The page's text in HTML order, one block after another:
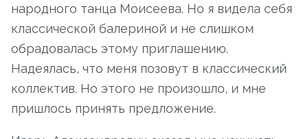
народного танца Моисеева. Но я видела себя
классической балериной и не слишком
обрадовалась этому приглашению.
Надеялась, что меня позовут в классический
коллектив. Но этого не произошло, и мне
пришлось принять предложение.